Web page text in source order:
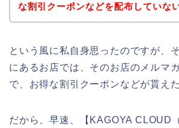
な割引クーポンなどを配布していな
という風に私自身思ったのですが、
にあるお店では、そのお店のメルマ
で、お得な割引クーポンなどが貰え
だから、早速、【KAGOYA CLOUD